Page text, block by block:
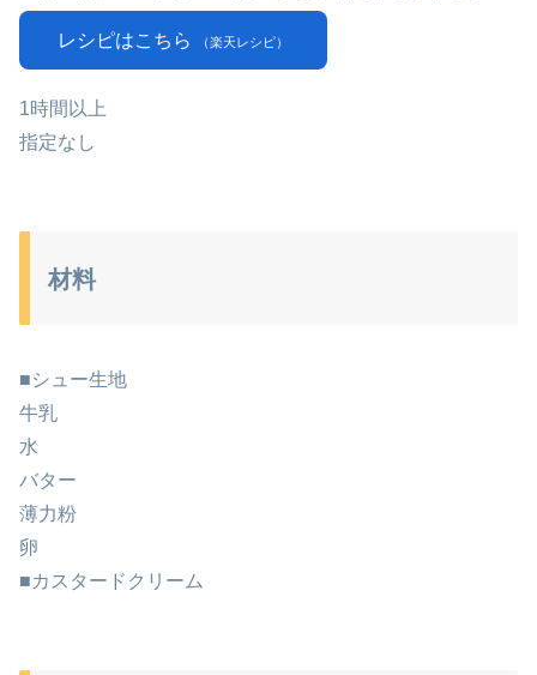
レシピはこちら （楽天レシピ）
1時間以上
指定なし
材料
■シュー生地
牛乳
水
バター
薄力粉
卵
■カスタードクリーム